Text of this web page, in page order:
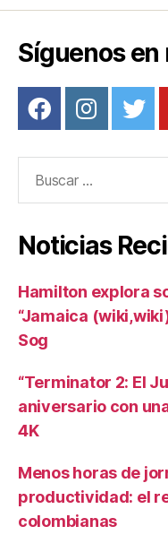
Síguenos en
Noticias
Hamilton explora
“Jamaica
Sog
“Terminator 2: El
aniversario con
4K
Menos horas de
productividad: el
colombianas